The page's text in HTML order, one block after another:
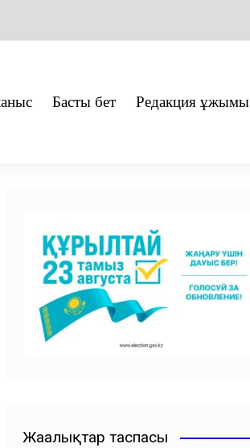
Басты бет Редакция ұжымы
Жаңалықтар таспасы